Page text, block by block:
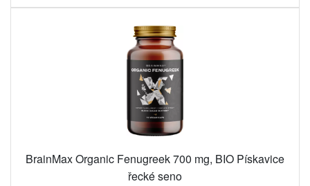
BrainMax Organic Fenugreek 700 mg, BIO Pískavice
řecké seno